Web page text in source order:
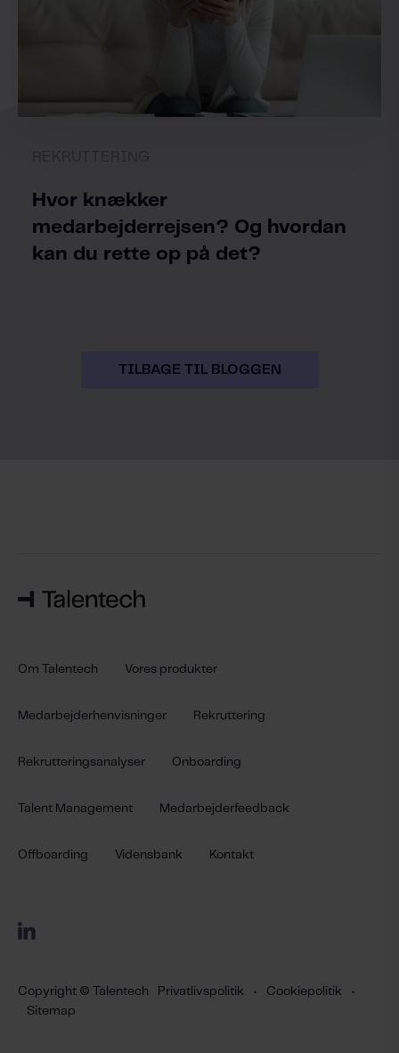
Hvor knækker
medarbejderrejsen? Og hvordan
kan du rette op på det?
TILBAGE TIL BLOGGEN
Om Talentech Vores produkter
Medarbejderhenvisninger Rekruttering
Rekrutteringsanalyser Onboarding
Talent Management Medarbejderfeedback
Offboarding Vidensbank Kontakt
Copyright © Talentech Privatlivspolitik • Cookiepolitik
•
Sitemap